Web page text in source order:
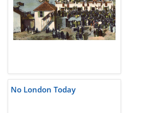
No London Today